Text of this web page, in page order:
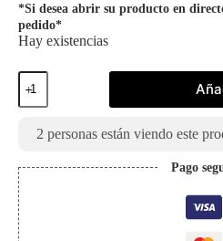
*Si desea abrir su producto en
pedido*
Hay existencias
Premium
Card
Collection
Fest
24
One
Piece
Japonés
cantidad
2 personas están viendo este
Pago